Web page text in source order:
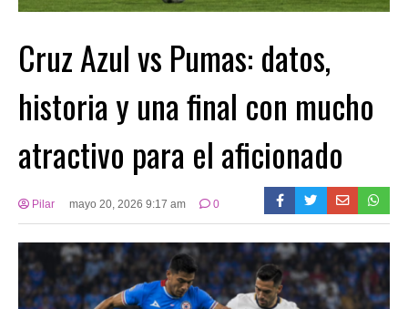
Cruz Azul vs Pumas: datos,
historia y una final con mucho
atractivo para el aficionado
Pilar mayo 20, 2026 9:17 am 0